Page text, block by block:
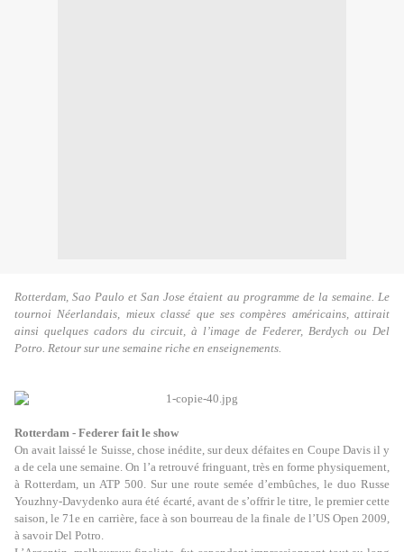
Rotterdam, Sao Paulo et San Jose étaient au programme de la semaine. Le
tournoi Néerlandais, mieux classé que ses compères américains, attirait
ainsi quelques cadors du circuit, à l’image de Federer, Berdych ou Del
Potro. Retour sur une semaine riche en enseignements.
Rotterdam - Federer fait le show
On avait laissé le Suisse, chose inédite, sur deux défaites en Coupe Davis il y
a de cela une semaine. On l’a retrouvé fringuant, très en forme physiquement,
à Rotterdam, un ATP 500. Sur une route semée d’embûches, le duo Russe
Youzhny-Davydenko aura été écarté, avant de s’offrir le titre, le premier cette
saison, le 71e en carrière, face à son bourreau de la finale de l’US Open 2009,
à savoir Del Potro.